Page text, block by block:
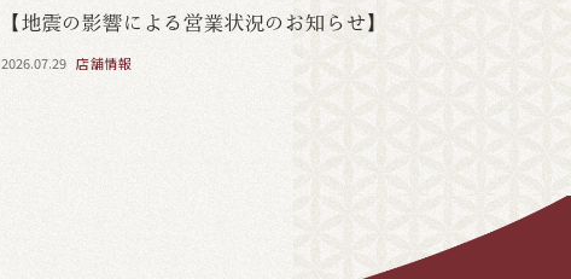
【地震の影響による営業状況のお知らせ】
2026.07.29 店舗情報